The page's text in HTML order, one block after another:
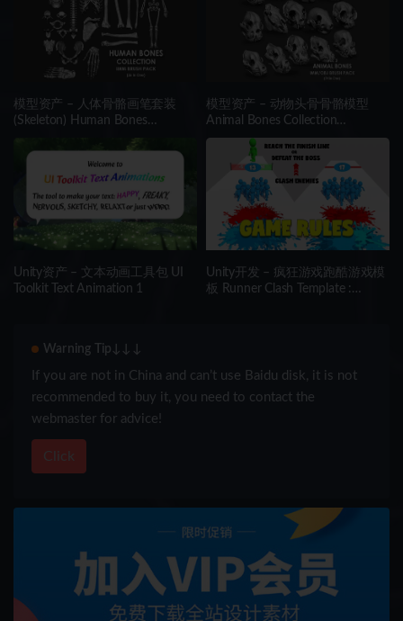
模型资产 – 人体骨骼画笔套装
(Skeleton) Human Bones
Collection IMM\Stl\Obj Brush
Pack 26 in One
模型资产 – 动物头骨骨骼模型
Animal Bones Collection
IMM/Stl/Obj Brush Pack 14 in
One Vol.3
Unity资产 – 文本动画工具包 UI
Toolkit Text Animation 1
Unity开发 – 疯狂游戏跑酷游戏模
板 Runner Clash Template :
Warning Tip↓↓↓
If you are not in China and can’t use Baidu disk, it is not
recommended to buy it, you need to contact the
webmaster for advice!
Click